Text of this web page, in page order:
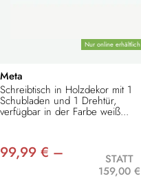
Nur online erhältlich
Meta
Schreibtisch in Holzdekor mit 1
Schubladen und 1 Drehtür,
verfügbar in der Farbe weiß...
99,99 € –
STATT
159,00 €